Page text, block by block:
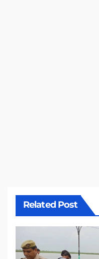
Related Post